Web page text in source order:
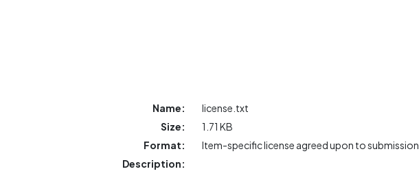
Name:
license.txt
Size:
1.71 KB
Format:
Item-specific license agreed upon to submission
Description: